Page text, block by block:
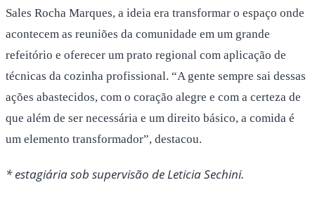
Sales Rocha Marques, a ideia era transformar o espaço onde
acontecem as reuniões da comunidade em um grande
refeitório e oferecer um prato regional com aplicação de
técnicas da cozinha profissional. “A gente sempre sai dessas
ações abastecidos, com o coração alegre e com a certeza de
que além de ser necessária e um direito básico, a comida é
um elemento transformador”, destacou.
* estagiária sob supervisão de Leticia Sechini.